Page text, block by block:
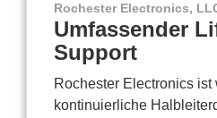
Rochester Electronics,
Umfassender
Support
Rochester Electronics
kontinuierliche